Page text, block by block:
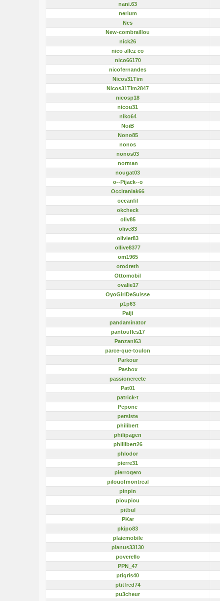
nani.63
nerium
Nes
New-combraillou
nick26
nico allez co
nico66170
nicofernandes
Nicos31Tim
Nicos31Tim2847
nicosp18
nicou31
niko64
NoiB
Nono85
nonos
nonos03
norman
nougat03
o--Pijack--o
Occitaniak66
oceanfil
okcheck
oliv85
olive83
olivier83
ollive8377
om1965
orodreth
Ottomobil
ovalie17
OyoGirlDeSuisse
p1p63
Paiji
pandaminator
pantoufles17
Panzani63
parce-que-toulon
Parkour
Pasbox
passionercete
Pat01
patrick-t
Pepone
persiste
philibert
philipagen
phillibert26
phlodor
pierre31
pierrogero
pilouofmontreal
pinpin
pioupiou
pitbul
PKar
pkipo83
plaiemobile
planus33130
poverello
PPN_47
ptigris40
ptitfred74
pu3cheur